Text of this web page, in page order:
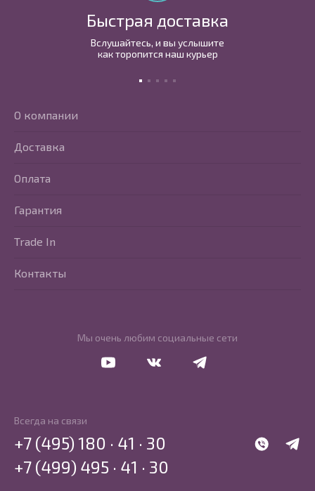
Быстрая доставка
Вслушайтесь, и вы услышите
как торопится наш курьер
Мы очень любим социальные сети
Перейти в VkontakteПерейти в Telegram
О компании
Доставка
Оплата
Гарантия
Trade In
Контакты
Всегда на связи
WhatsApp
+7 (495) 180 · 41 · 30
+7 (499) 495 · 41 · 30